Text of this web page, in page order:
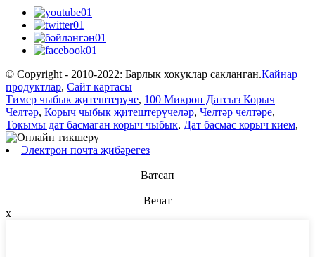
© Copyright - 2010-2022: Барлык хокуклар сакланган.Кайнар
продуктлар, Сайт картасы
Тимер чыбык җитештерүче, 100 Микрон Датсыз Корыч
Челтәр, Корыч чыбык җитештерүчеләр, Челтәр челтәре,
Токымы дат басмаган корыч чыбык, Дат басмас корыч кием,
Электрон почта җибәрегез
Ватсап
Вечат
x